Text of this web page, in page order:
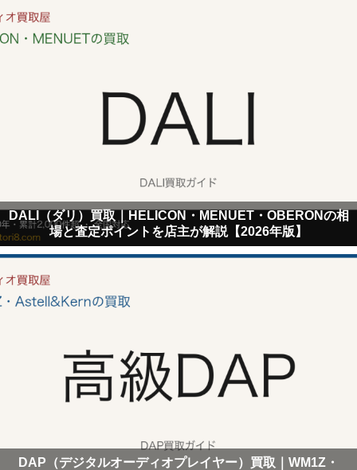
DALI（ダリ）買取｜HELICON・MENUET・OBERONの相
場と査定ポイントを店主が解説【2026年版】
DAP（デジタルオーディオプレイヤー）買取｜WM1Z・